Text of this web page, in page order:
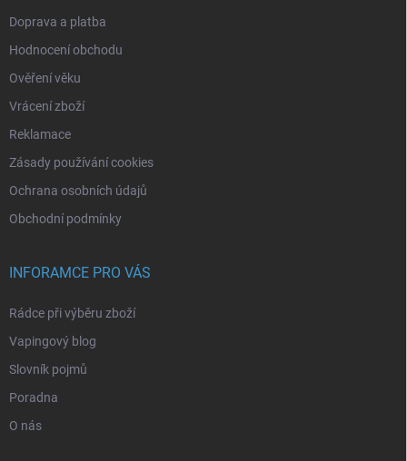
Doprava a platba
Hodnocení obchodu
Ověření věku
Vrácení zboží
Reklamace
Zásady používání cookies
Ochrana osobních údajů
Obchodní podmínky
INFORAMCE PRO VÁS
Rádce při výběru zboží
Vapingový blog
Slovník pojmů
Poradna
O nás